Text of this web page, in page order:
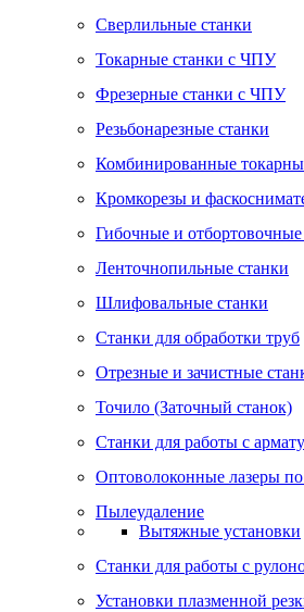
Сверлильные станки
Токарные станки с ЧПУ
Фрезерные станки с ЧПУ
Резьбонарезные станки
Комбинированные
Кромкорезы и
Гибочные и отбортовочные
Ленточнопильные станки
Шлифовальные станки
Станки для обработки труб
Отрезные и зачистные
Точило (Заточный станок)
Станки для работы с
Оптоволоконные лазеры
Пылеудаление
Вытяжные установки
Станки для работы с
Установки плазменной